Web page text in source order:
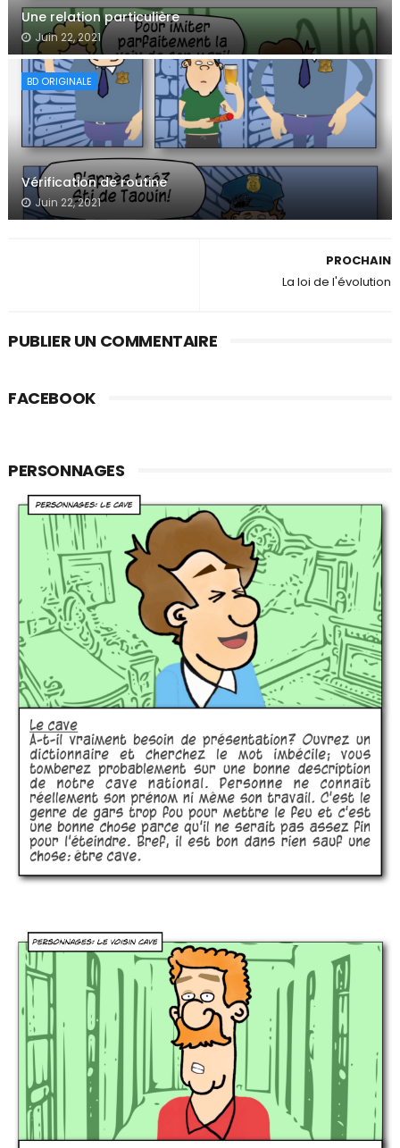
Une relation particulière
Juin 22, 2021
BD ORIGINALE
Vérification de routine
Juin 22, 2021
PROCHAIN
La loi de l'évolution
PUBLIER UN COMMENTAIRE
FACEBOOK
PERSONNAGES